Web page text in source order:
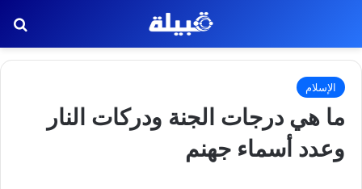
الإسلام
ما هي درجات الجنة ودركات النار
وعدد أسماء جهنم